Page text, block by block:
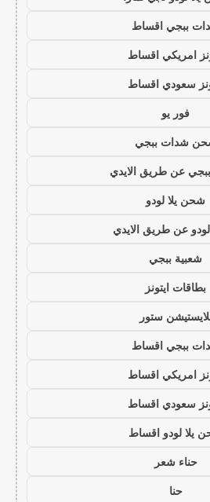
ببجي اقساط
امريكي اقساط
سعودي اقساط
فور يو
شدات ببجي
عن طريق الايدي
شحن يلا لودو
عن طريق الايدي
شعبية ببجي
بطاقات ايتونز
ستور
ببجي اقساط
امريكي اقساط
سعودي اقساط
يلا لودو اقساط
حناء شعر
حنا